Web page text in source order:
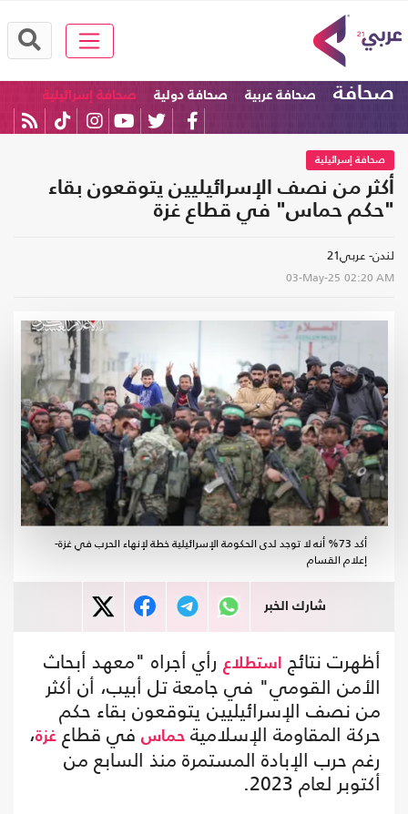
صحافة صحافة عربية صحافة دولية صحافة إسرائيلية
صحافة إسرائيلية
أكثر من نصف الإسرائيليين يتوقعون بقاء
"حكم حماس" في قطاع غزة
لندن- عربي21
03-May-25 02:20 AM
أكد 73% أنه لا توجد لدى الحكومة الإسرائيلية خطة لإنهاء الحرب في غزة-
إعلام القسام
شارك الخبر
أظهرت نتائج استطلاع رأي أجراه "معهد أبحاث
الأمن القومي" في جامعة تل أبيب، أن أكثر
من نصف الإسرائيليين يتوقعون بقاء حكم
حركة المقاومة الإسلامية حماس في قطاعغزة،
رغم حرب الإبادة المستمرة منذ السابع من
أكتوبر لعام 2023.